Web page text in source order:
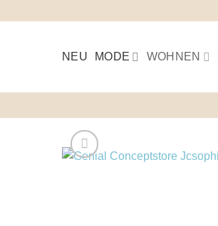
NEU MODE WOHNEN